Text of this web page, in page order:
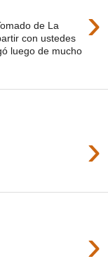
›
de La
con ustedes
luego de mucho
›
›